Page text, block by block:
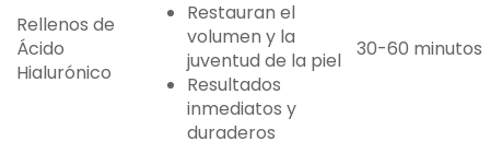
Rellenos de
Ácido
Hialurónico
Restauran el
volumen y la
juventud de la piel
Resultados
inmediatos y
duraderos
30-60 minutos